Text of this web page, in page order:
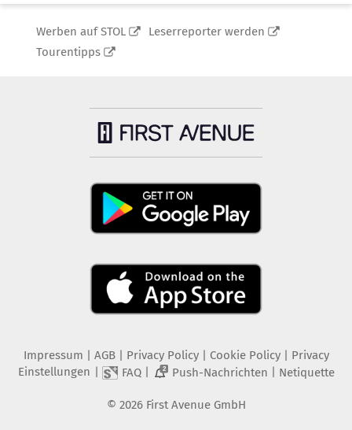
Werben auf STOL
Leserreporter werden
Tourentipps
Impressum AGB Privacy Policy| Cookie Policy| Privacy
Einstellungen
FAQ| 2 Push-Nachrichten Netiquette
© 2026 First Avenue GmbH